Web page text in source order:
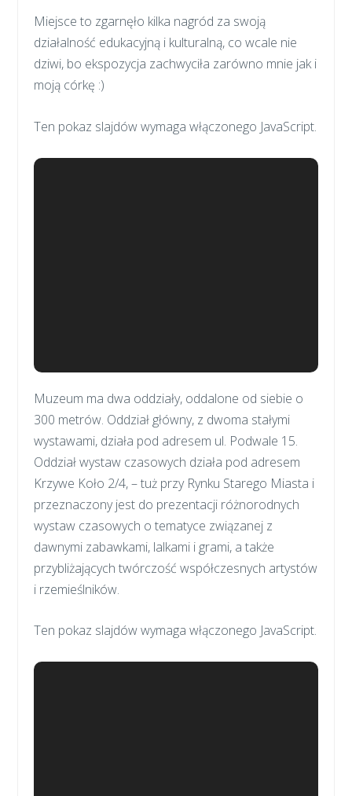
Miejsce to zgarnęło kilka nagród za swoją
działalność edukacyjną i kulturalną, co wcale nie
dziwi, bo ekspozycja zachwyciła zarówno mnie jak i
moją córkę :)
Ten pokaz slajdów wymaga włączonego JavaScript.
​Muzeum ma dwa oddziały, oddalone od siebie o
300 metrów. Oddział główny, z dwoma stałymi
wystawami, działa pod adresem ul. Podwale 15.
Oddział wystaw czasowych działa pod adresem
Krzywe Koło 2/4, – tuż przy Rynku Starego Miasta i
przeznaczony jest do prezentacji różnorodnych
wystaw czasowych o tematyce związanej z
dawnymi zabawkami, lalkami i grami, a także
przybliżających twórczość współczesnych artystów
i rzemieślników.
Ten pokaz slajdów wymaga włączonego JavaScript.